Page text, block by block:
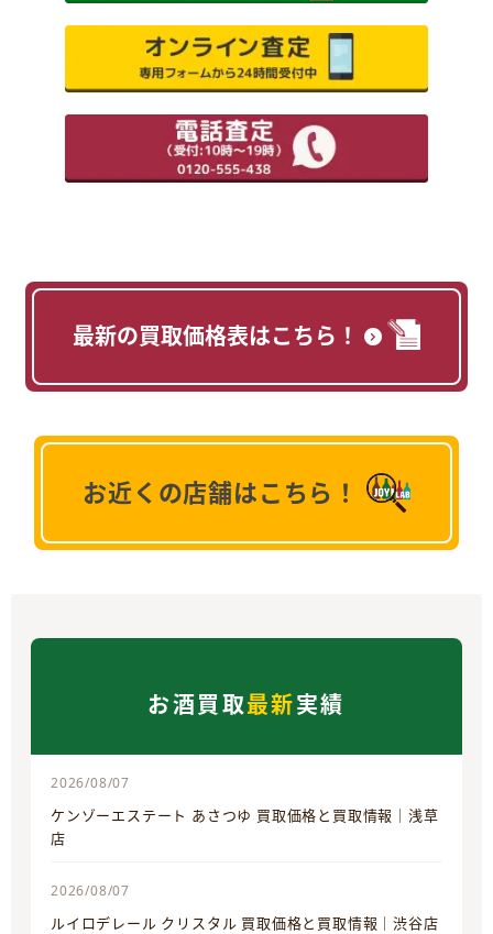
最新の買取価格表はこちら！
お近くの店舗はこちら！
お酒買取最新実績
2026/08/07
ケンゾーエステート あさつゆ 買取価格と買取情報｜浅草
店
2026/08/07
ルイロデレール クリスタル 買取価格と買取情報｜渋谷店